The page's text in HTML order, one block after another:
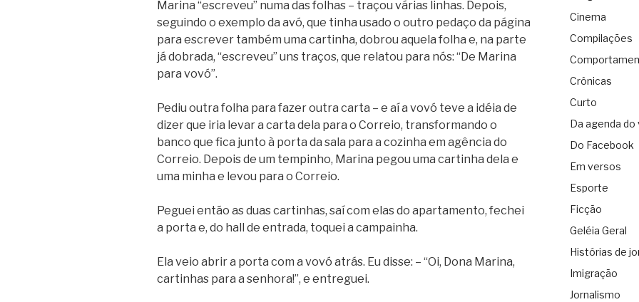
Marina “escreveu” numa das folhas – traçou várias linhas. Depois,
seguindo o exemplo da avó, que tinha usado o outro pedaço da página
para escrever também uma cartinha, dobrou aquela folha e, na parte
já dobrada, “escreveu” uns traços, que relatou para nós: “De Marina
para vovó”.
Pediu outra folha para fazer outra carta – e aí a vovó teve a idéia de
dizer que iria levar a carta dela para o Correio, transformando o
banco que fica junto à porta da sala para a cozinha em agência do
Correio. Depois de um tempinho, Marina pegou uma cartinha dela e
uma minha e levou para o Correio.
Peguei então as duas cartinhas, saí com elas do apartamento, fechei
a porta e, do hall de entrada, toquei a campainha.
Ela veio abrir a porta com a vovó atrás. Eu disse: – “Oi, Dona Marina,
cartinhas para a senhora!”, e entreguei.
Cinema
Compilações
Crônicas
Curto
Da agenda do
Do Facebook
Em versos
Esporte
Ficção
Geléia Geral
Histórias de
Imigração
Jornalismo